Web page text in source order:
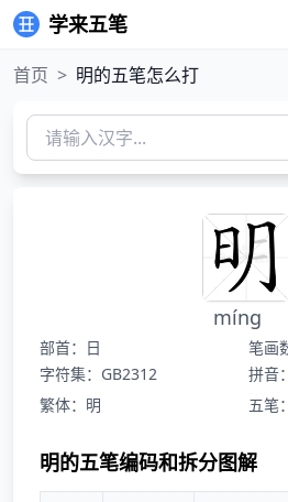
学来五笔
首页 > 明的五笔怎么打
míng
部首：日
笔画
字符集：GB2312
拼音
繁体：明
五笔：
明的五笔编码和拆分图解